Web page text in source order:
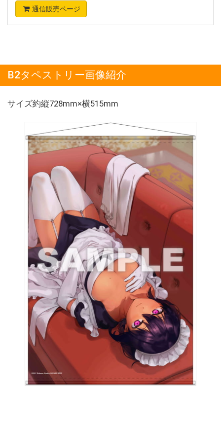
通信販売ページ
B2タペストリー画像紹介
サイズ約縦728mm×横515mm